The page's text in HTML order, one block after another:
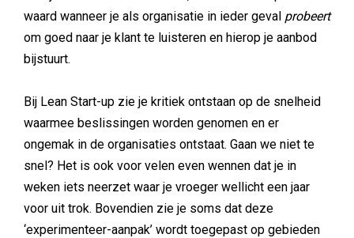
waard wanneer je als organisatie in ieder geval probeert
om goed naar je klant te luisteren en hierop je aanbod
bijstuurt.
Bij Lean Start-up zie je kritiek ontstaan op de snelheid
waarmee beslissingen worden genomen en er
ongemak in de organisaties ontstaat. Gaan we niet te
snel? Het is ook voor velen even wennen dat je in
weken iets neerzet waar je vroeger wellicht een jaar
voor uit trok. Bovendien zie je soms dat deze
‘experimenteer-aanpak’ wordt toegepast op gebieden